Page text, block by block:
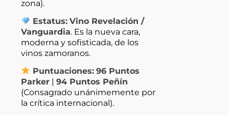
zona).
Estatus: Vino Revelación /
Vanguardia. Es la nueva cara,
moderna y sofisticada, de los
vinos zamoranos.
Puntuaciones: 96 Puntos
Parker| 94 Puntos Peñín
(Consagrado unánimemente por
la crítica internacional).